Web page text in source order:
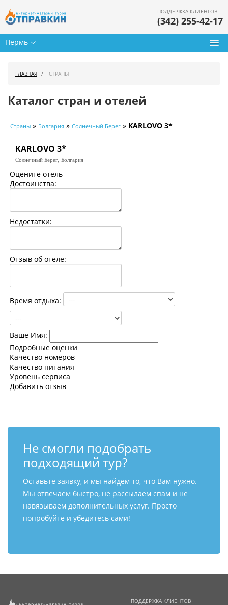
Пермь
ПОДДЕРЖКА КЛИЕНТОВ
(342) 255-42-17
Календарь туров
Цены дня
Страны
ГЛАВНАЯ СТРАНЫ
Каталог стран и отелей
Страны » Болгария » Солнечный Берег » KARLOVO 3*
KARLOVO 3*
Солнечный Берег, Болгария
Оцените отель
Достоинства:
Недостатки:
Отзыв об отеле:
Время отдыха:
Ваше Имя:
Подробные оценки
Качество номеров
Качество питания
Уровень сервиса
Добавить отзыв
Не смогли подобрать
подходящий тур?
Оставьте заявку, и мы найдем то, что Вам нужно.
Мы отвечаем быстро, не рассылаем спам и не
навязываем дополнительных услуг. Просто
попробуйте и убедитесь сами!
ПОДДЕРЖКА КЛИЕНТОВ